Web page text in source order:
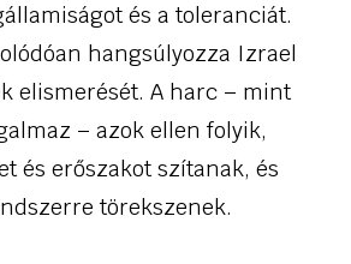
és a toleranciát.
hangsúlyozza Izrael
elismerését. A harc – mint
– azok ellen folyik,
és erőszakot szítanak, és
törekszenek.